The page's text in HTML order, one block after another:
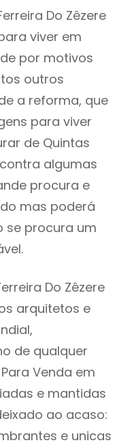
Do Zêzere
viver em
por motivos
outros
a reforma, que
para viver
de Quintas
algumas
procura e
mas poderá
se procura um
Do Zêzere
arquitetos e
de qualquer
Venda em
e mantidas
ao acaso:
e unicas